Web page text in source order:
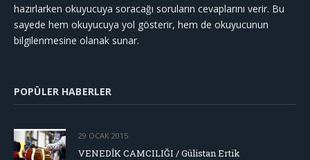
hazırlarken okuyucuya soracağı soruların cevaplarını verir. Bu
sayede hem okuyucuya yol gösterir, hem de okuyucunun
bilgilenmesine olanak sunar.
POPÜLER HABERLER
29 OCAK 2015
VENEDİK CAMCILIĞI / Gülistan Ertik